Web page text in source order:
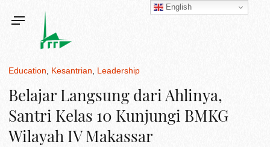
Education Kesantrian Leadership
Belajar Langsung dari Ahlinya,
Santri Kelas 10 Kunjungi BMKG
Wilayah IV Makassar
English